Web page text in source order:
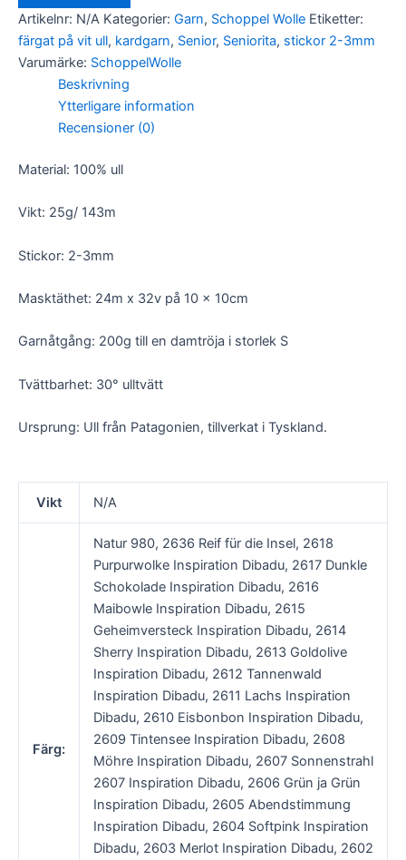
Artikelnr: N/A Kategorier: Garn, Schoppel Wolle Etiketter:
färgat på vit ull, kardgarn, Senior, Seniorita, stickor 2-3mm
Varumärke: SchoppelWolle
Beskrivning
Ytterligare information
Recensioner (0)
Material: 100% ull
Vikt: 25g/ 143m
Stickor: 2-3mm
Masktäthet: 24m x 32v på 10 x 10cm
Garnåtgång: 200g till en damtröja i storlek S
Tvättbarhet: 30° ulltvätt
Ursprung: Ull från Patagonien, tillverkat i Tyskland.
Vikt N/A
Färg:
Natur 980, 2636 Reif für die Insel, 2618
Purpurwolke Inspiration Dibadu, 2617 Dunkle
Schokolade Inspiration Dibadu, 2616
Maibowle Inspiration Dibadu, 2615
Geheimversteck Inspiration Dibadu, 2614
Sherry Inspiration Dibadu, 2613 Goldolive
Inspiration Dibadu, 2612 Tannenwald
Inspiration Dibadu, 2611 Lachs Inspiration
Dibadu, 2610 Eisbonbon Inspiration Dibadu,
2609 Tintensee Inspiration Dibadu, 2608
Möhre Inspiration Dibadu, 2607 Sonnenstrahl
2607 Inspiration Dibadu, 2606 Grün ja Grün
Inspiration Dibadu, 2605 Abendstimmung
Inspiration Dibadu, 2604 Softpink Inspiration
Dibadu, 2603 Merlot Inspiration Dibadu, 2602